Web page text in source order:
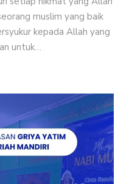
muslim yang baik
kepada Allah yang
untuk…